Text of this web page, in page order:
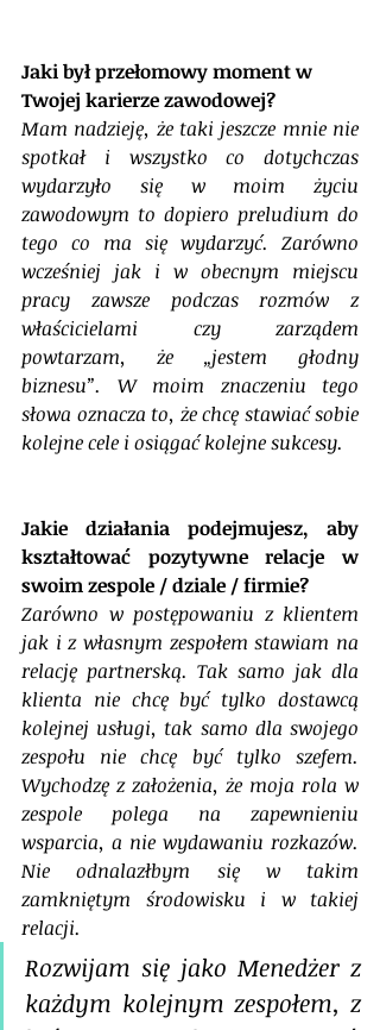
Jaki był przełomowy moment w
Twojej karierze zawodowej?
Mam nadzieję, że taki jeszcze mnie nie
spotkał i wszystko co dotychczas
wydarzyło się w moim życiu
zawodowym to dopiero preludium do
tego co ma się wydarzyć. Zarówno
wcześniej jak i w obecnym miejscu
pracy zawsze podczas rozmów z
właścicielami czy zarządem
powtarzam, że „jestem głodny
biznesu”. W moim znaczeniu tego
słowa oznacza to, że chcę stawiać sobie
kolejne cele i osiągać kolejne sukcesy.
Jakie działania podejmujesz, aby
kształtować pozytywne relacje w
swoim zespole / dziale / firmie?
Zarówno w postępowaniu z klientem
jak i z własnym zespołem stawiam na
relację partnerską. Tak samo jak dla
klienta nie chcę być tylko dostawcą
kolejnej usługi, tak samo dla swojego
zespołu nie chcę być tylko szefem.
Wychodzę z założenia, że moja rola w
zespole polega na zapewnieniu
wsparcia, a nie wydawaniu rozkazów.
Nie odnalazłbym się w takim
zamkniętym środowisku i w takiej
relacji.
Rozwijam się jako Menedżer z
każdym kolejnym zespołem, z